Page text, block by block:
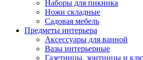
Наборы для пикника
Ножи складные
Садовая мебель
Предметы интерьера
Аксессуары для ванной
Вазы интерьерные
Газетницы, зонтницы и